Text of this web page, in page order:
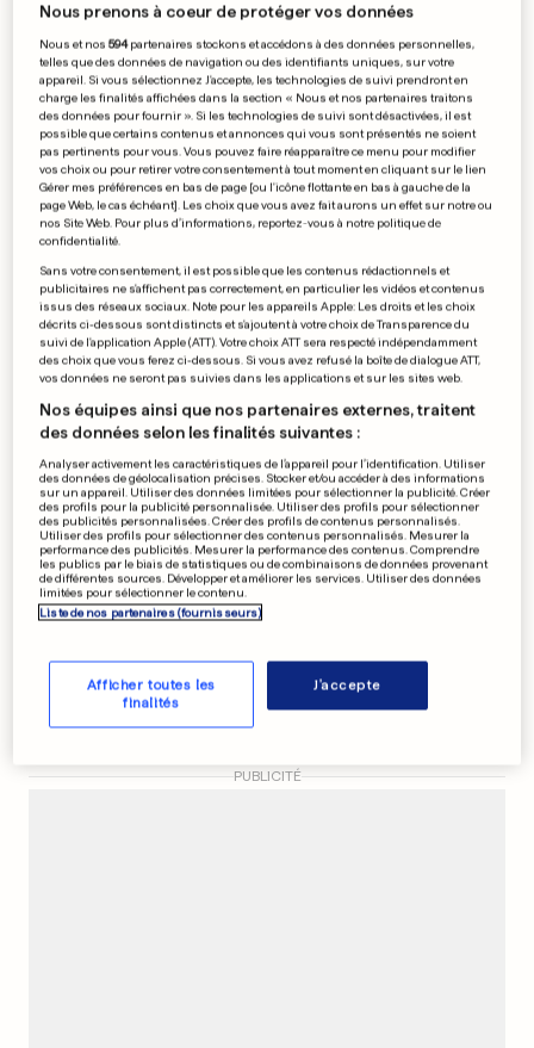
ITALIE
Une infestation de moustiques
retarde de 3 heures un vol
Ryanair
0 10 3
ITALIE
Il abandonne à la mort son
ouvrier blessé: il prend 16 ans
21 0
CHALEUR AU LUXEMBOURG
canicule, mais un Samu social
sera créé
20 1
PUBLICITÉ
Nous prenons à coeur de protéger vos données
Nous et nos594partenaires stockons et accédons à des données personnelles,
telles que des données de navigation ou des identifiants uniques, sur votre
appareil. Si vous sélectionnez J'accepte, les technologies de suivi prendront en
charge les finalités affichées dans la section « Nous et nos partenaires traitons
des données pour fournir ». Si les technologies de suivi sont désactivées, il est
possible que certains contenus et annonces qui vous sont présentés ne soient
pas pertinents pour vous. Vous pouvez faire réapparaître ce menu pour modifier
vos choix ou pour retirer votre consentement à tout moment en cliquant sur le lien
Gérer mes préférences en bas de page [ou l'icône flottante en bas à gauche de la
page Web, le cas échéant]. Les choix que vous avez fait aurons un effet sur notre ou
nos Site Web. Pour plus d’informations, reportez-vous à notre politique de
confidentialité.
Sans votre consentement, il est possible que les contenus rédactionnels et
publicitaires ne s'affichent pas correctement, en particulier les vidéos et contenus
issus des réseaux sociaux. Note pour les appareils Apple: Les droits et les choix
décrits ci-dessous sont distincts et s'ajoutent à votre choix de Transparence du
suivi de l'application Apple (ATT). Votre choix ATT sera respecté indépendamment
des choix que vous ferez ci-dessous. Si vous avez refusé la boîte de dialogue ATT,
vos données ne seront pas suivies dans les applications et sur les sites web.
Nos équipes ainsi que nos partenaires externes, traitent
des données selon les finalités suivantes :
Analyser activement les caractéristiques de l’appareil pour l’identification. Utiliser
des données de géolocalisation précises. Stocker et/ou accéder à des informations
sur un appareil. Utiliser des données limitées pour sélectionner la publicité. Créer
des profils pour la publicité personnalisée. Utiliser des profils pour sélectionner
des publicités personnalisées. Créer des profils de contenus personnalisés.
Utiliser des profils pour sélectionner des contenus personnalisés. Mesurer la
performance des publicités. Mesurer la performance des contenus. Comprendre
les publics par le biais de statistiques ou de combinaisons de données provenant
de différentes sources. Développer et améliorer les services. Utiliser des données
limitées pour sélectionner le contenu.
Liste de nos partenaires (fournisseurs)
Afficher toutes les
finalités
J'accepte